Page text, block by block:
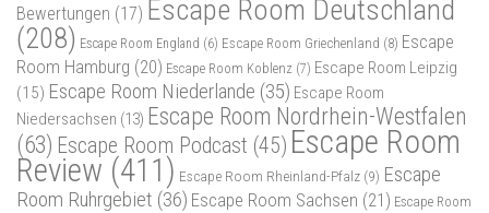
Bewertungen (17) Escape Room Deutschland
(208) Escape Room England (6) Escape Room Griechenland (8) Escape
Room Hamburg (20) Escape Room Koblenz (7) Escape Room Leipzig
(15) Escape Room Niederlande (35) Escape Room
Niedersachsen (13) Escape Room Nordrhein-Westfalen
(63) Escape Room Podcast (45) Escape Room
Review (411) Escape Room Rheinland-Pfalz (9) Escape
Room Ruhrgebiet (36) Escape Room Sachsen (21) Escape Room